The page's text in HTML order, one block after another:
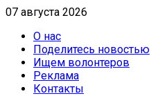
07 августа 2026
О нас
Поделитесь новостью
Ищем волонтеров
Реклама
Контакты